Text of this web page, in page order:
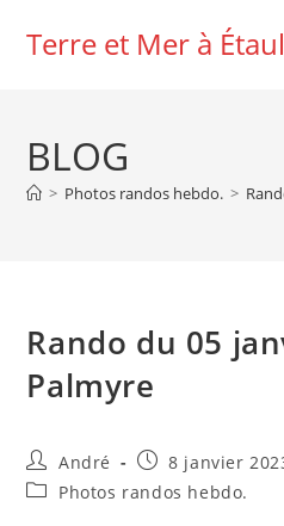
Terre et Mer à
BLOG
> Photos randos hebdo. >
Rando du 05
Palmyre
Auteur/autrice
de
la
André
Publication
publiée :
8 janvier
PostPhotos randos hebdo.